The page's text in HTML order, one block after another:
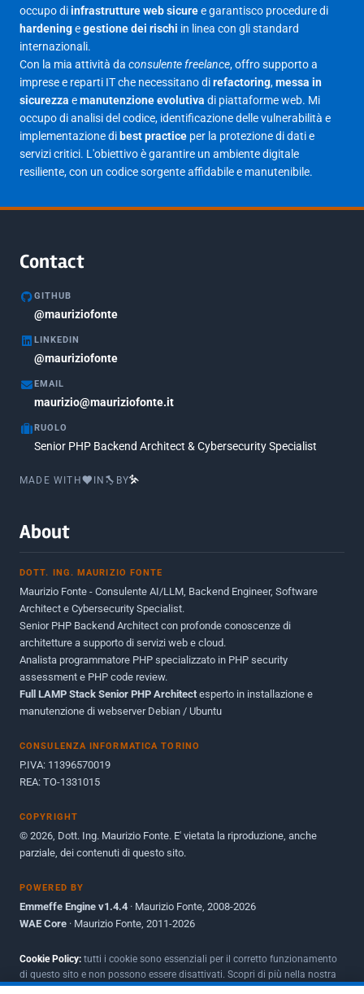
Aprile 2025
Marzo 2025
Febbraio 2025 17
Gennaio 2025
Giugno 2023
Maggio 2023
Agosto 2020
Marzo 2018
Febbraio 2018
Marzo 2017
Luglio 2016
Febbraio 2016
Giugno 2012
Maggio 2011
Dicembre 2010
Ottobre 2010
Maggio 2010
Giugno 2009
occupo diinfrastrutture web sicuree garantisco procedure di
hardeningegestione dei rischi in linea con gli standard
internazionali.
Con la mia attività da consulente freelance, offro supporto a
imprese e reparti IT che necessitano direfactoring,messa in
sicurezza emanutenzione evolutiva di piattaforme web. Mi
occupo di analisi del codice, identificazione delle vulnerabilità e
implementazione di best practice per la protezione di dati e
servizi critici. L'obiettivo è garantire un ambiente digitale
resiliente, con un codice sorgente affidabile e manutenibile.
Contact
GITHUB
@mauriziofonte
LINKEDIN
@mauriziofonte
EMAIL
maurizio@mauriziofonte.it
RUOLO
Senior PHP Backend Architect & Cybersecurity Specialist
MADE WITH IN BY
About
DOTT. ING. MAURIZIO FONTE
Maurizio Fonte - Consulente AI/LLM, Backend Engineer, Software
Architect e Cybersecurity Specialist.
Senior PHP Backend Architect con profonde conoscenze di
architetture a supporto di servizi web e cloud.
Analista programmatore PHP specializzato in PHP security
assessment e PHP code review.
Full LAMP Stack Senior PHP Architect esperto in installazione e
manutenzione di webserver Debian / Ubuntu
CONSULENZA INFORMATICA TORINO
P.IVA: 11396570019
REA: TO-1331015
COPYRIGHT
© 2026, Dott. Ing. Maurizio Fonte. E' vietata la riproduzione, anche
parziale, dei contenuti di questo sito.
POWERED BY
Emmeffe Engine v1.4.4 · Maurizio Fonte, 2008-2026
WAE Core · Maurizio Fonte, 2011-2026
Cookie Policy: tutti i cookie sono essenziali per il corretto funzionamento
di questo sito e non possono essere disattivati. Scopri di più nella nostra